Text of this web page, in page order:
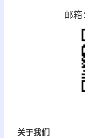
邮
关于我们